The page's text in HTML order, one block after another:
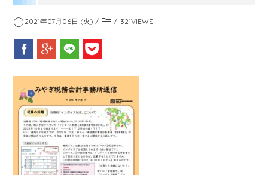
2021年07月06日 (火) 321VIEWS